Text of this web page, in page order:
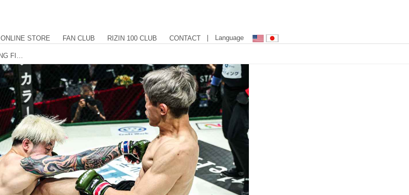
ONLINE STORE FAN CLUB RIZIN 100 CLUB CONTACT | Language